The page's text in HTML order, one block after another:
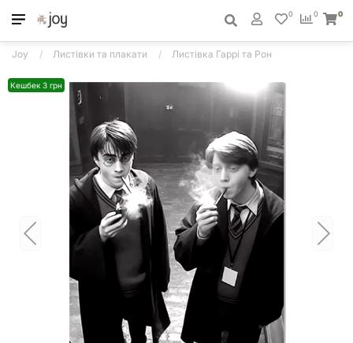
0
0 0
Joy Листівки та плакати Листівка Гаррі та Рон
Кешбек 3 грн